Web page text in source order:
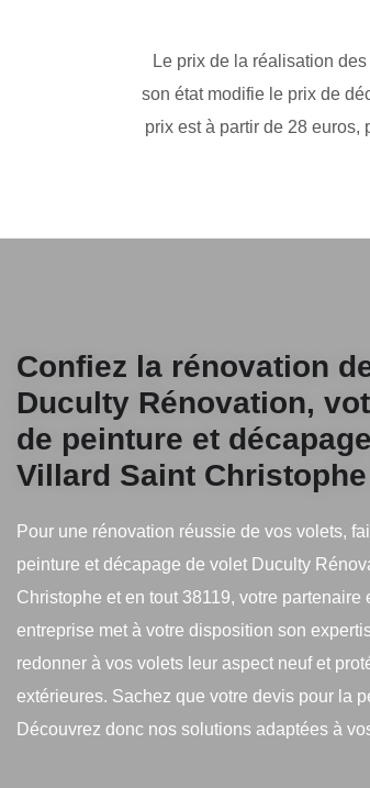
Le prix de la réalisation
son état modifie le prix de
prix est à partir de 28 euros,
Confiez la rénovation
Duculty Rénovation,
de peinture et
Villard Saint Christophe
Pour une rénovation réussie de vos volets,
peinture et décapage de volet Duculty
Christophe et en tout 38119, votre partenaire
entreprise met à votre disposition son
redonner à vos volets leur aspect neuf et
extérieures. Sachez que votre devis pour la
Découvrez donc nos solutions adaptées à